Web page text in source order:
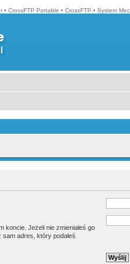
• CrossFTP Portable • CrossFTP • System
koncie. Jeżeli nie zmieniałeś go
adres, który podałeś